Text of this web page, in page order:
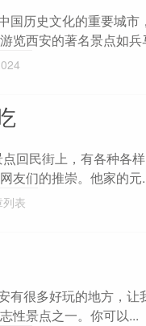
国历史文化的重要城
览西安的著名景点如兵
回民街上，有各种各
友们的推崇。他家的元
列表
有很多好玩的地方，
性景点之一。你可以...